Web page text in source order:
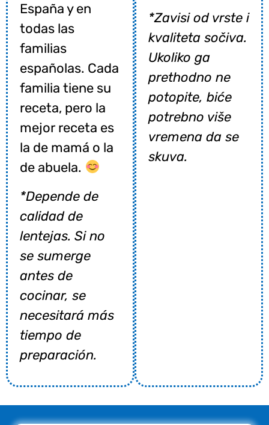
España y en
todas las
familias
españolas. Cada
familia tiene su
receta, pero la
mejor receta es
la de mamá o la
de abuela.
*Depende de
calidad de
lentejas. Si no
se sumerge
antes de
cocinar, se
necesitará más
tiempo de
preparación.
*Zavisi od vrste i
kvaliteta sočiva.
Ukoliko ga
prethodno ne
potopite, biće
potrebno više
vremena da se
skuva.